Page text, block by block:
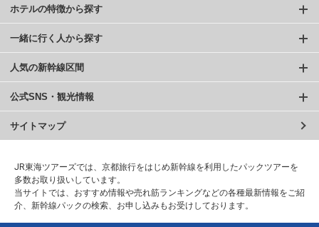
ホテルの特徴から探す
一緒に行く人から探す
人気の新幹線区間
公式SNS・観光情報
サイトマップ
JR東海ツアーズでは、京都旅行をはじめ新幹線を利用したパックツアーを
多数お取り扱いしています。
当サイトでは、おすすめ情報や売れ筋ランキングなどの各種最新情報をご紹
介、新幹線パックの検索、お申し込みもお受けしております。